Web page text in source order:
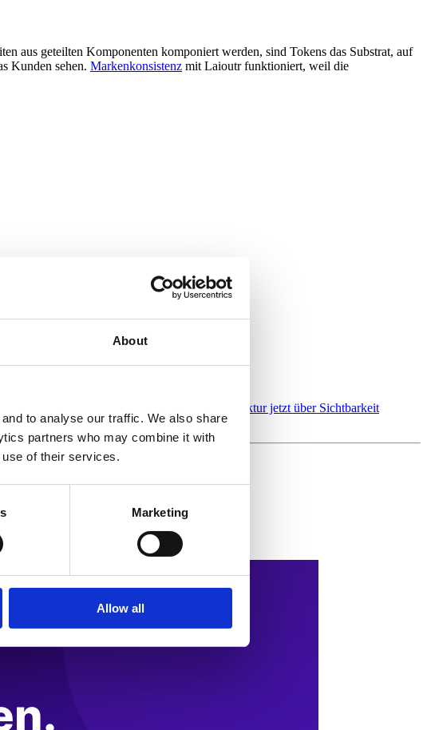
About
to analyse our traffic. We also share
partners who may combine it with
use of their services.
Marketing
Allow all
aus geteilten Komponenten komponiert werden, sind Tokens das Substrat, auf
Kunden sehen. Markenkonsistenz mit Laioutr funktioniert, weil die
wiederverwendbaren Entscheidungen.
im Zeitalter der KI-Suche: Warum Architektur jetzt über Sichtbarkeit